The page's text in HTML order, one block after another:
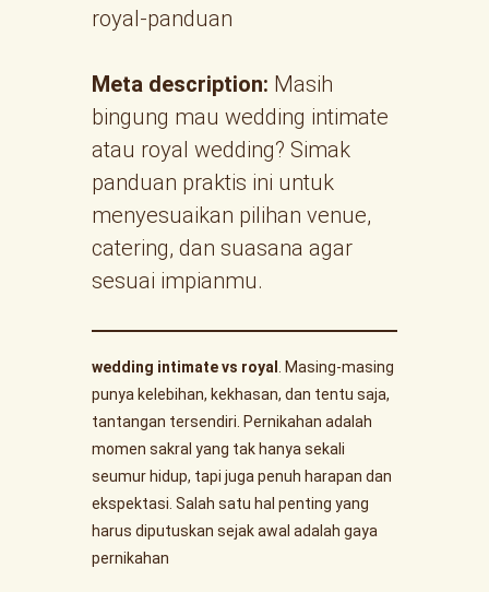
royal-panduan
Meta description: Masih
bingung mau wedding intimate
atau royal wedding? Simak
panduan praktis ini untuk
menyesuaikan pilihan venue,
catering, dan suasana agar
sesuai impianmu.
wedding intimate vs royal
. Masing-masing
punya kelebihan, kekhasan, dan tentu saja,
tantangan tersendiri. Pernikahan adalah
momen sakral yang tak hanya sekali
seumur hidup, tapi juga penuh harapan dan
ekspektasi. Salah satu hal penting yang
harus diputuskan sejak awal adalah gaya
pernikahan